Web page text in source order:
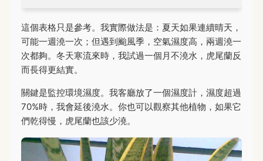
這個表格只是參考。我實際做法是：夏天如果連續晴天，
可能一週澆一次；但遇到颱風季，空氣濕度高，兩週澆一
次都夠。冬天寒流來時，我試過一個月不澆水，虎尾蘭反
而長得更結實。
關鍵是監控環境濕度。我客廳放了一個濕度計，濕度超過
70%時，我會延後澆水。你也可以觀察其他植物，如果它
們乾得慢，虎尾蘭也該少澆。